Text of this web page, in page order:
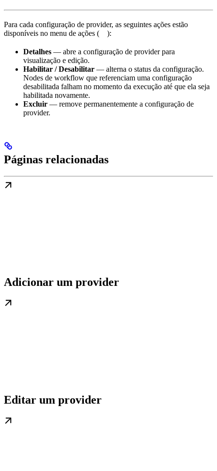
Para cada configuração de provider, as seguintes ações estão
disponíveis no menu de ações (
):
Detalhes — abre a configuração de provider para
visualização e edição.
Habilitar / Desabilitar — alterna o status da configuração.
Nodes de workflow que referenciam uma configuração
desabilitada falham no momento da execução até que ela seja
habilitada novamente.
Excluir — remove permanentemente a configuração de
provider.
Páginas relacionadas
Adicionar um provider
Editar um provider